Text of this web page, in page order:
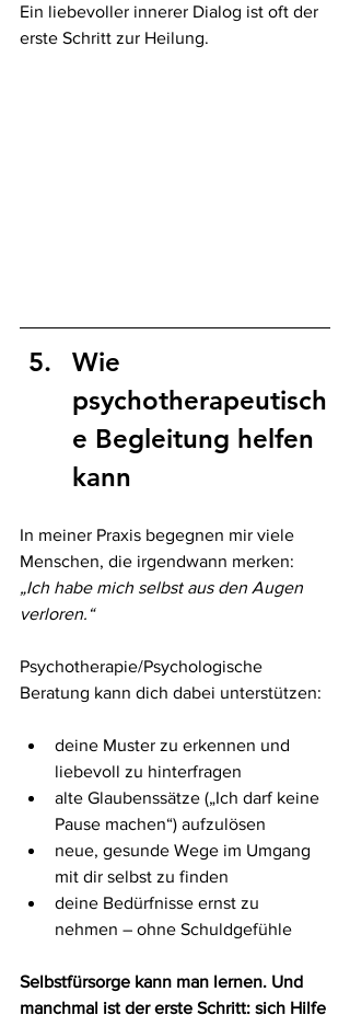
Ein liebevoller innerer Dialog ist oft der
erste Schritt zur Heilung.
Wie
psychotherapeutisch
e Begleitung helfen
kann
In meiner Praxis begegnen mir viele
Menschen, die irgendwann merken:
„Ich habe mich selbst aus den Augen
verloren.“
Psychotherapie/Psychologische
Beratung kann dich dabei unterstützen:
deine Muster zu erkennen und
liebevoll zu hinterfragen
alte Glaubenssätze („Ich darf keine
Pause machen“) aufzulösen
neue, gesunde Wege im Umgang
mit dir selbst zu finden
deine Bedürfnisse ernst zu
nehmen – ohne Schuldgefühle
Selbstfürsorge kann man lernen. Und
manchmal ist der erste Schritt: sich Hilfe